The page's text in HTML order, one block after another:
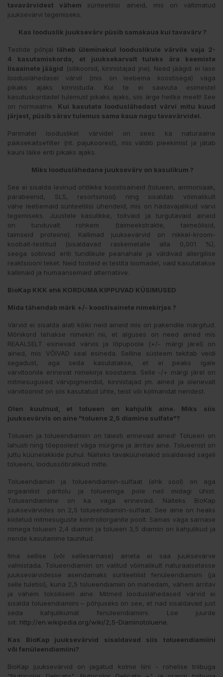
tavavärvidest vähem
sünteetilisi aineid, mis on vältimatud
juuksevärvi tegemiseks.
Kas looduslik juuksevärv püsib samakaua kui tavavärv ?
Testide põhjal läheb üleminekul looduslikule värvile vaja 2-
4 kasutamiskorda, et juuksekarvalt tuleks ära keemiste
lisaainete jäägid (silikoonid, kinnistajad jne). Need jäägid ei lase
looduslähedasel värvil (mis on leebema koostisega) väga
pikaks ajaks kinnistuda. Kui te ei saavuta esimestel
kasutuskordadel tulemust pikaks ajaks, siis ärge heitke meelt! See
on normaalne. Kui kasutate looduslähedast värvi mitu kuud
järjest, püsib särav tulemus sama kaua nagu tavavärvidel.
Parimatel looduslikel värvidel on sees ka naturaalne
päiksekaitsefilter (nt. pajukoorest), mis väldib pleekimist ja jätab
kauni läike eriti pikaks ajaks.
Miks looduslähedane juuksevärv on kasulikum ?
See ei sisalda levinud ohtlikke koostisaineid (tolueen, ammoniaak,
parabeenid, SLS, resortsinool) ning sisaldab võimalikult
vähe leebemaid sünteetilisi ühendeid, mis on hädavajalikud värvi
tegemiseks. Juustele kasulikke, toitvaid ja turgutavaid aineid
on tunduvalt rohkem (taimeekstrakte, taimeõlisid,
taimseid proteiine). Kallimad juuksevärvid on nikkel-kroom-
koobalt-testitud (sisaldavad raskemetalle alla 0,001 %),
seega sobivad eriti tundlikule peanahale ja väldivad allergilise
reaktsiooni teket. Neid tooteid ei testita loomadel, vaid kasutatakse
kallimaid ja humaansemaid alternatiive.
BioKap KKK ehk KORDUMA KIPPUVAD KÜSIMUSED
Mida tähendab märk +/- koostisainete nimekirjas ?
Värvid ei sisalda alati kõiki neid aineid mis on pakendile märgitud.
Mõnikord tehakse nimekiri nii, et alguses on need ained mis
REAALSELT esinevad värvis ja lõpupoole (+/- märgi järel) on
ained, mis VÕIVAD seal esineda. Selline süsteem tekitab veidi
segadust, aga seda kasutatakse, et ei peaks igale
värvitoonile erinevat nimekirja koostama. Selle -/+ märgi järel on
mitmesugused värvpigmendid, kinnistajad jm. ained ja olenevalt
värvitoonist on siis kasutatud ühte, teist või kolmandat nendest.
Olen kuulnud, et tolueen on kahjulik aine. Miks siis
juuksevärvis on aine "toluene 2,5 diamine sulfate"?
Tolueen ja tolueendiamiin on täiesti erinevad ained! Tolueen on
lahusti ning tõepoolest väga mürgine ja ärritav aine. Tolueenist on
juttu küünelakkide puhul. Näiteks tavaküünelakid sisaldavad sageli
tolueeni, loodussõbralikud mitte.
Tolueendiamiin ja tolueendiamiin-sulfaat (ehk sool) on aga
orgaanilist päritolu ja tolueeniga pole neil midagi ühist.
Tolueendiamiine on ka väga erinevaid. Näiteks BioKap
juuksevärvides on 2,5 tolueendiamiin-sulfaat. See aine on heaks
kiidetud mitmesuguste kontrollorganite poolt. Samas väga sarnase
nimega tolueen 2,4 diamiin ja tolueen 3,5 diamiin on kahjulikud ja
nende kasutamine taunitud.
Ilma sellise (või sellesarnase) aineta ei saa juuksevärve
valmistada. Tolueendiamiin on valitud võimalikult naturaalsetesse
juuksevärvidesse asendamaks sünteetilist fenüleendiamiini (ja
selle tuletisi), kuna 2,5 tolueendiamiin on mahedam, vähem ärritav
ja vähem toksilisem aine. Mitmed looduslähedased värvid ei
sisalda tolueendiamiini – põhjuseks on see, et nad sisaldavad just
seda kahjulikumat fenüleendiamiini. Loe juurde
siit: http://en.wikipedia.org/wiki/2,5-Diaminotoluene.
Kas BioKap juuksevärvid sisaldavad siis tolueendiamiini
või fenüleendiamiini?
BioKap juuksevärvid on jagatud kolme liini - rohelise triibuga